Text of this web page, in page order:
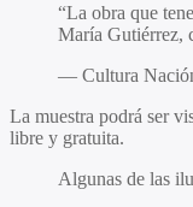
“La obra que
María Gutiérrez,
— Cultura
La muestra podrá ser
libre y gratuita.
Algunas de las